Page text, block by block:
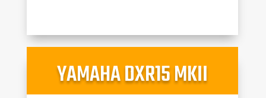
YAMAHA DXR15 MKII